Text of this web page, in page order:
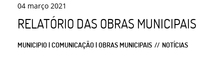
04 março 2021
RELATÓRIO DAS OBRAS MUNICIPAIS
MUNICIPIO | COMUNICAÇÃO | OBRAS MUNICIPAIS NOTÍCIAS